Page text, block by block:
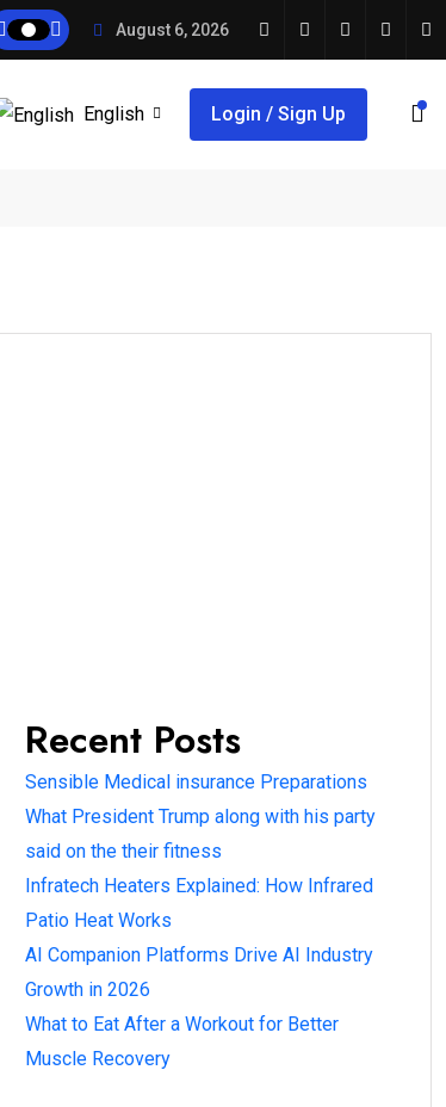
August 6, 2026
English Login / Sign Up
Recent Posts
Sensible Medical insurance Preparations
What President Trump along with his party
said on the their fitness
Infratech Heaters Explained: How Infrared
Patio Heat Works
AI Companion Platforms Drive AI Industry
Growth in 2026
What to Eat After a Workout for Better
Muscle Recovery